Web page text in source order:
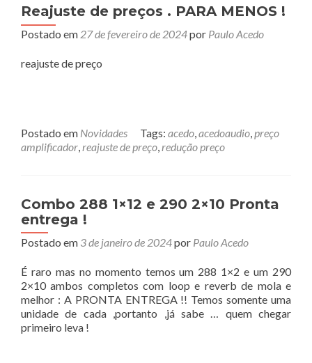
Reajuste de preços . PARA MENOS !
Postado em 27 de fevereiro de 2024por Paulo Acedo
reajuste de preço
Postado em Novidades Tags: acedo,acedoaudio,preço
amplificador,reajuste de preço,redução preço
Combo 288 1×12 e 290 2×10 Pronta
entrega !
Postado em 3 de janeiro de 2024por Paulo Acedo
É raro mas no momento temos um 288 1×2 e um 290
2×10 ambos completos com loop e reverb de mola e
melhor : A PRONTA ENTREGA !! Temos somente uma
unidade de cada ,portanto ,já sabe … quem chegar
primeiro leva !